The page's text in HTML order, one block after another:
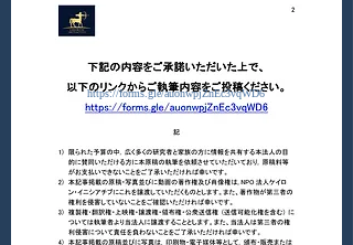
https://forms.gle/auonwpjZnEc3vqWD6